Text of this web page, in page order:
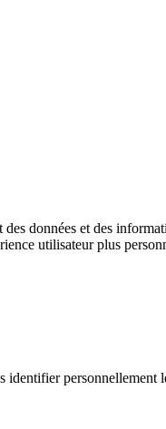
données et des
utilisateur plus
identifier personnellement